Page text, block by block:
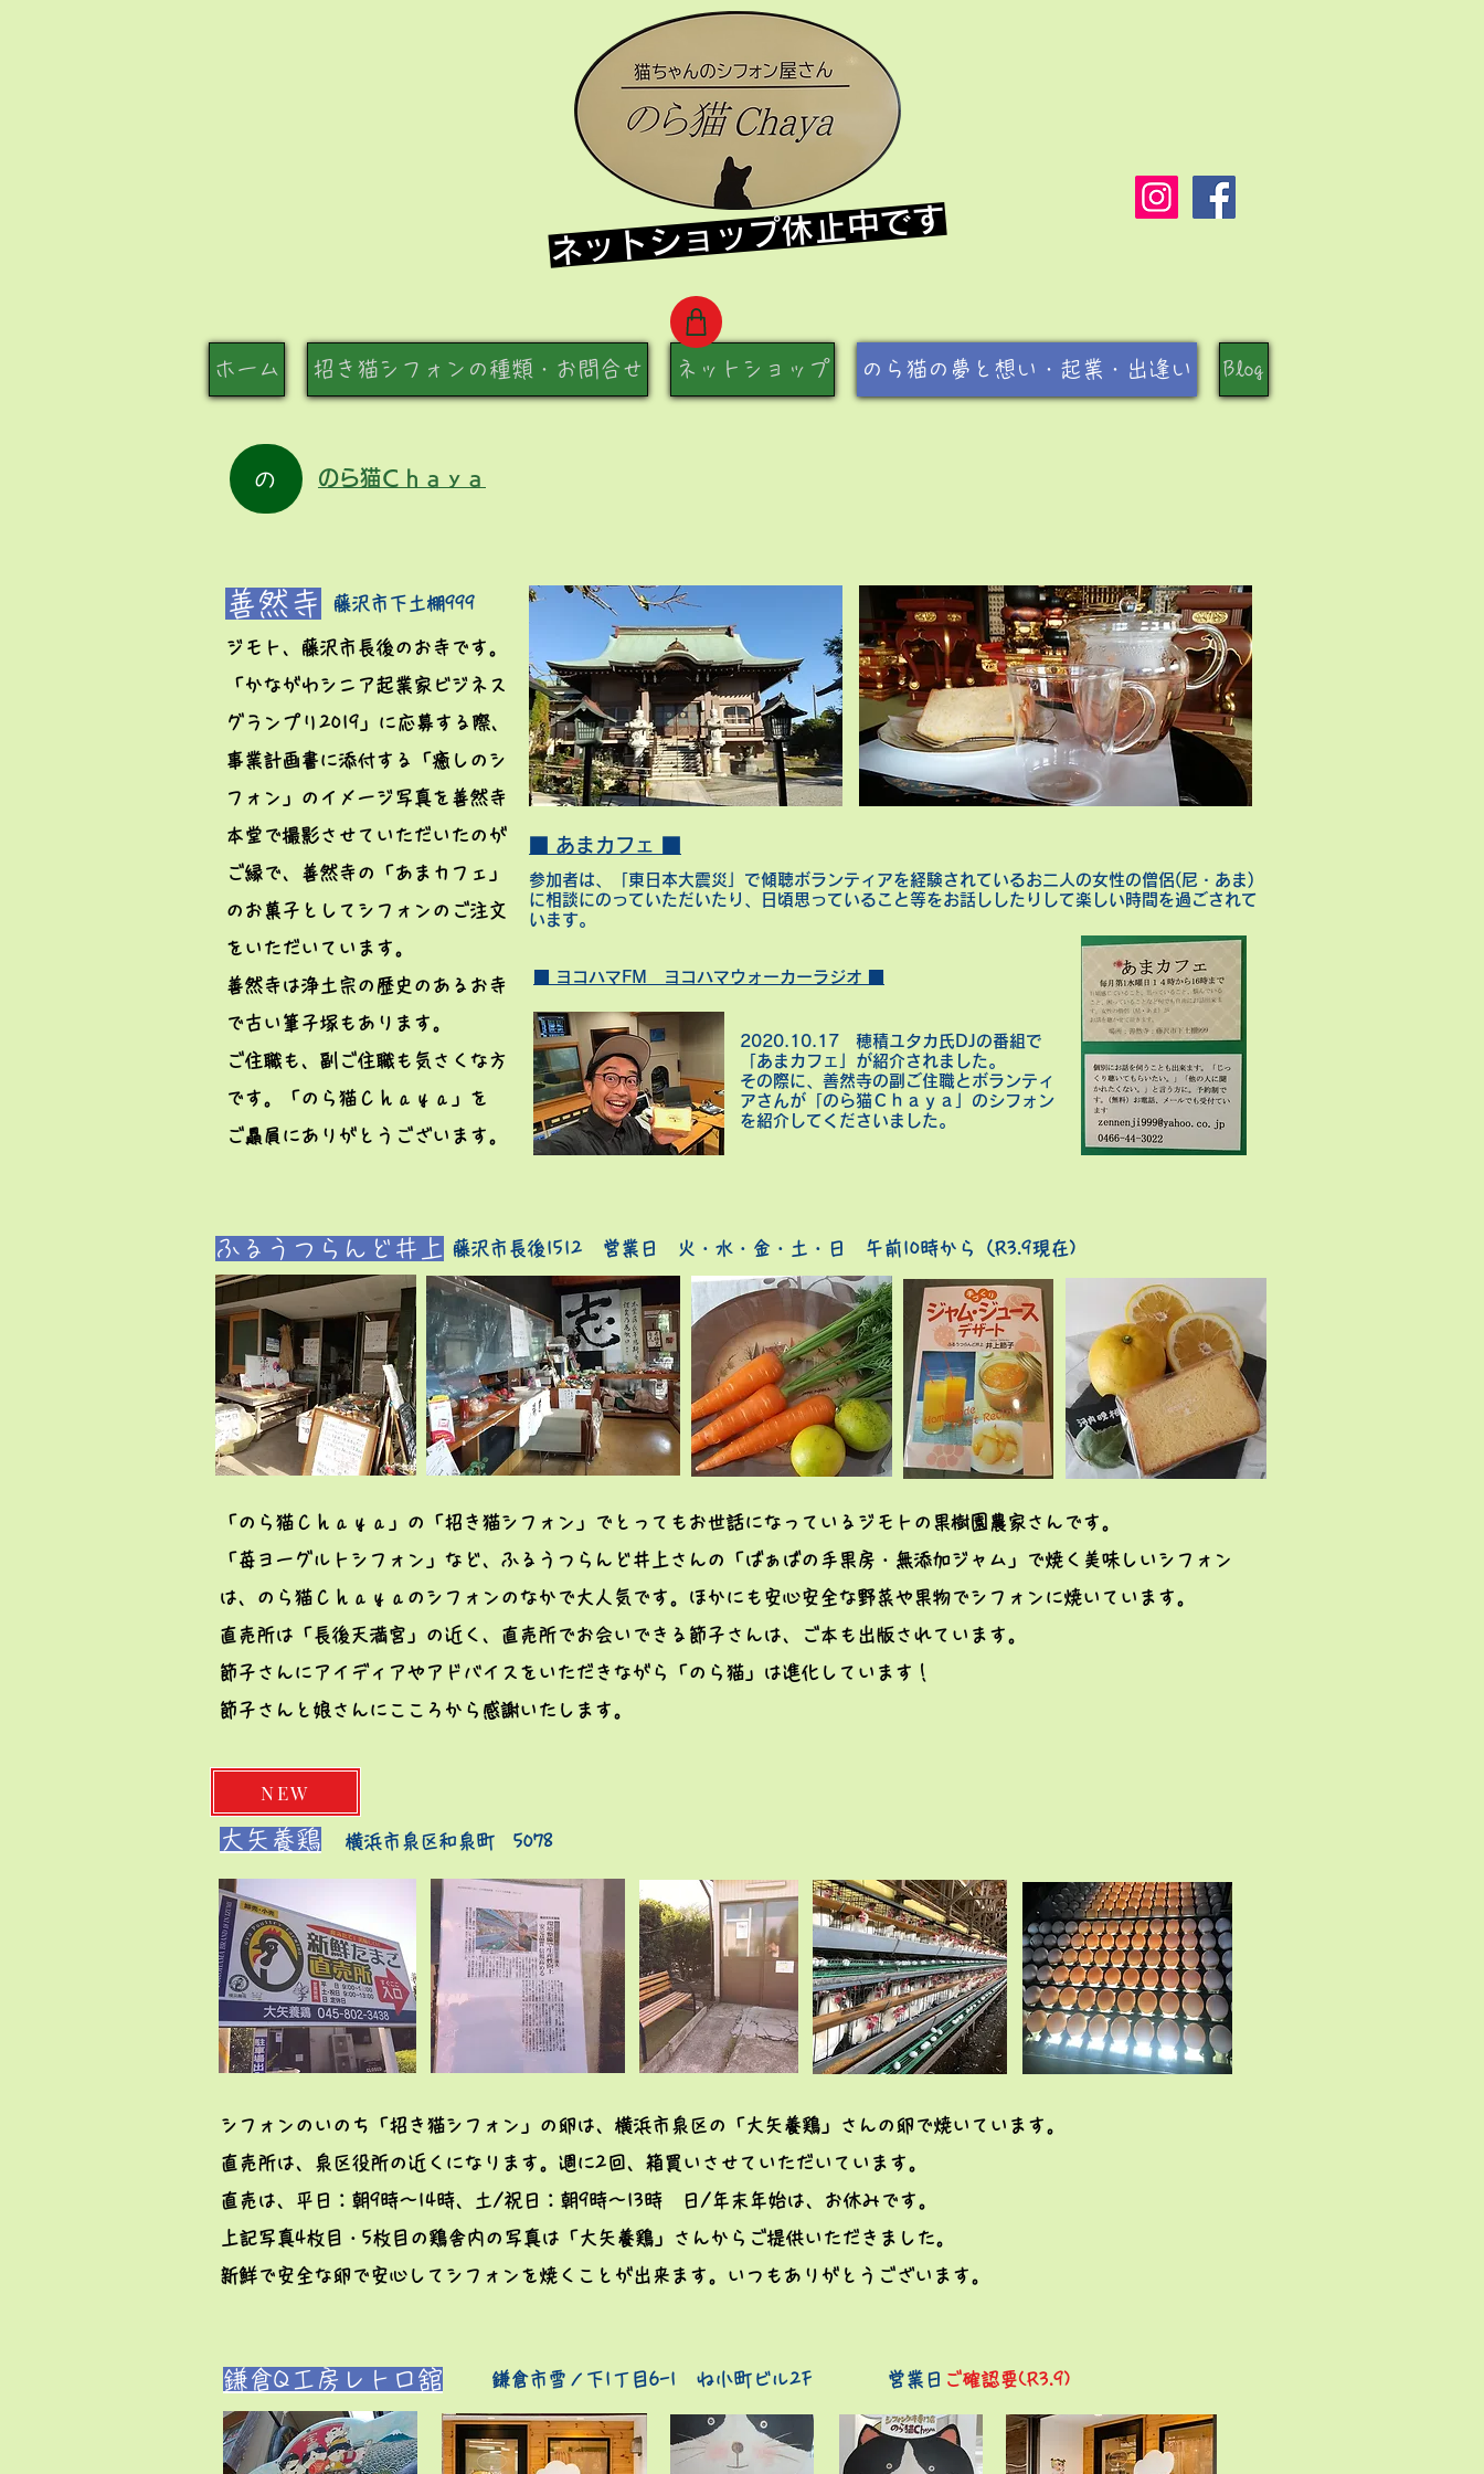
​ネットショップ休止中です
ホーム 招き猫シフォンの種類・お問合せ ネットショップ のら猫の夢と想い・起業・出逢い Blog
の のら猫Ｃｈａｙａ
善然寺
ジモト、藤沢市長後のお寺です。
「かながわシニア起業家ビジネス
グランプリ2019」に応募する際、
事業計画書に添付する
「癒しのシ
フォン」のイメージ写真を善然寺
本堂で撮影させていただいたのが
ご縁で、​善然寺の
「あまカフェ」
のお菓子としてシフォンのご注文
をいただいています。
善然寺は浄土宗の歴史のあるお寺
で古い筆子塚もあります。
ご住職も、副ご住職も気さくな方
です。「のら猫Ｃｈａｙａ」を
​ご贔屓にありがとうございます。
藤沢市下土棚999
■ あまカフェ ■
参加者は、「東日本大震災」で傾聴ボランティアを経験されているお二人の女性の僧侶(尼・あま)
に相談にのっていただいたり、日頃思っていること等をお話ししたりして楽しい時間を過ごされて
います。
■ ヨコハマFM ヨコハマウォーカーラジオ ■
2020.10.17 穂積ユタカ氏DJの番組で
「あまカフェ」が紹介されました。
その際に、善然寺の副ご住職と ボランティ
アさんが「のら猫Ｃｈａｙａ」のシフォン
を紹介してくださいました。
ふるうつらんど井上 藤沢市長後1512 営業日 火・水・金・土・日 午前10時から（R3.9現在)
「のら猫Ｃｈａｙａ」の「招き猫シフォン」でとってもお世話になっているジモトの果樹園農家さんです。
「苺ヨーグルトシフォン」など、ふるうつらんど井上さんの「ばぁばの手果房・無添加ジャム」で焼く美味しい シフォン
は、
のら猫Ｃｈａｙａのシフォンのなかで大人気です。ほかにも安心安全な野菜や果物でシフォンに焼いています。
直売所は「長後天満宮」の近く、
直売所でお会いできる節子さんは、ご本も出版されています。
節子さんにアイディアやアドバイスをいただきながら「のら猫」は進化しています！
節子さんと娘さんにこころから感謝いたします。
​大矢養鶏 横浜市泉区和泉町 5078
シフォンのいのち「招き猫シフォン」の卵は、横浜市泉区の「大矢養鶏」さんの卵で焼いています。
​直売所は、泉区役所の近くになります。週に2回、箱買いさせていただいています。
直売は、平日：朝9時～14時、土/祝日：朝9時～13時 日/年末年始は、お休みです。
上記写真4枚目・5枚目の鶏舎内の写真は「大矢養鶏」さんからご提供いただきました。
新鮮で安全な卵で安心してシフォンを焼くことが出来ます。いつもありがとうございます。
NEW
鎌倉Q工房レトロ舘 鎌倉市雪ノ下1丁目6-1 ね小町ビル2F 営業日 ご確認要(R3.9)